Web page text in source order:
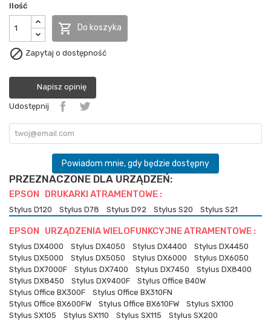
Ilość
 Do koszyka
 Zapytaj o dostępność
Napisz opinię
Udostępnij
Powiadom mnie, gdy będzie dostępny
PRZEZNACZONE DLA URZĄDZEŃ:
EPSON DRUKARKI ATRAMENTOWE :
Stylus D120 Stylus D78 Stylus D92 Stylus S20 Stylus S21
EPSON URZĄDZENIA WIELOFUNKCYJNE ATRAMENTOWE :
Stylus DX4000 Stylus DX4050 Stylus DX4400
Stylus DX4450
Stylus DX5000
Stylus DX5050 Stylus DX6000
Stylus DX6050
Stylus DX7000F
Stylus DX7400 Stylus DX7450
Stylus DX8400
Stylus DX8450
Stylus DX9400F
Stylus Office B40W
Stylus Office BX300F
Stylus Office BX310FN
Stylus Office BX600FW
Stylus Office BX610FW
Stylus SX100
Stylus SX105
Stylus SX110 Stylus SX115
Stylus SX200